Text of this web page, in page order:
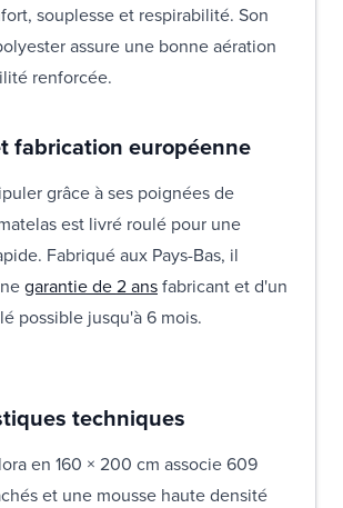
souplesse et respirabilité. Son
assure une bonne aération
renforcée.
fabrication européenne
grâce à ses poignées de
est livré roulé pour une
Fabriqué aux Pays-Bas, il
garantie de 2 ansfabricant et d'un
possible jusqu'à 6 mois.
techniques
en 160 × 200 cm associe 609
et une mousse haute densité